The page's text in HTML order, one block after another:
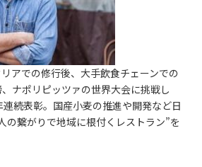
アでの修行後、大手飲食チェーンでの
ナポリピッツァの世界大会に挑戦し
続表彰。国産小麦の推進や開発など日
の繋がりで地域に根付くレストラン”を